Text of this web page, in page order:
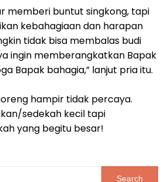
memberi buntut singkong, tapi
kebahagiaan dan harapan
tidak bisa membalas budi
ingin memberangkatkan Bapak
Bapak bahagia,” lanjut pria itu.
hampir tidak percaya.
sedekah kecil tapi
yang begitu besar!